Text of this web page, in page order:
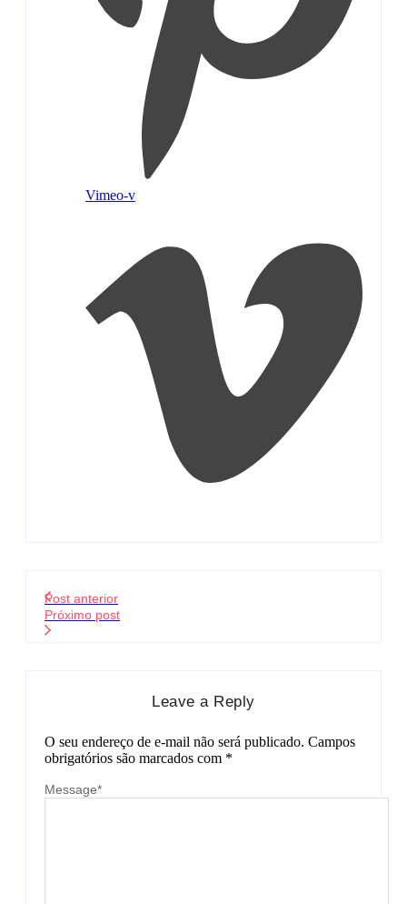
Vimeo-v
Post anterior
Próximo post
Leave a Reply
O seu endereço de e-mail não será publicado. Campos
obrigatórios são marcados com *
Message*